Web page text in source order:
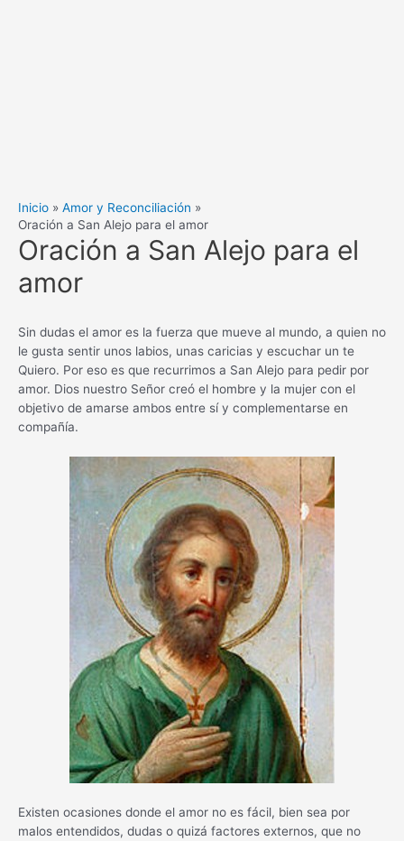
Inicio
Amor y Reconciliación
Oración a San Alejo para el amor
Oración a San Alejo para el
amor
Sin dudas el amor es la fuerza que mueve al mundo, a quien no
le gusta sentir unos labios, unas caricias y escuchar un te
Quiero. Por eso es que recurrimos a San Alejo para pedir por
amor. Dios nuestro Señor creó el hombre y la mujer con el
objetivo de amarse ambos entre sí y complementarse en
compañía.
Existen ocasiones donde el amor no es fácil, bien sea por
malos entendidos, dudas o quizá factores externos, que no